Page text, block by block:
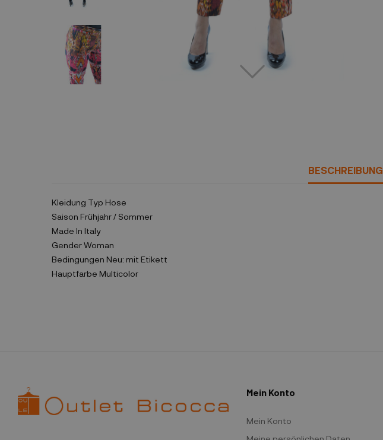
BESCHREIBUNG
Kleidung Typ Hose
Saison Frühjahr / Sommer
Made In Italy
GenderWoman
Bedingungen Neu: mit Etikett
Hauptfarbe Multicolor
Mein Konto
Mein Konto